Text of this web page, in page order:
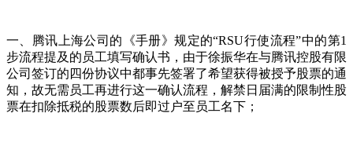
一、腾讯上海公司的《手册》规定的“RSU行使流程”中的第1
步流程提及的员工填写确认书，由于徐振华在与腾讯控股有限
公司签订的四份协议中都事先签署了希望获得被授予股票的通
知，故无需员工再进行这一确认流程，解禁日届满的限制性股
票在扣除抵税的股票数后即过户至员工名下；